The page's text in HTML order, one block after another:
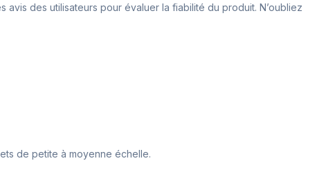
des utilisateurs pour évaluer la fiabilité du produit. N’oubliez
de petite à moyenne échelle.